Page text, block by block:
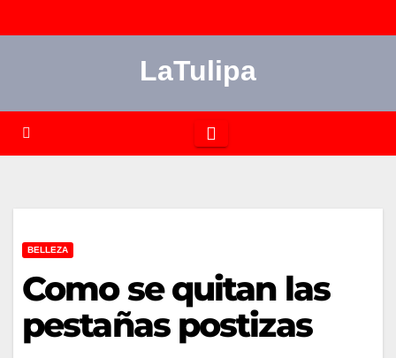
al
LaTulipa
BELLEZA
Como se quitan las
pestañas postizas